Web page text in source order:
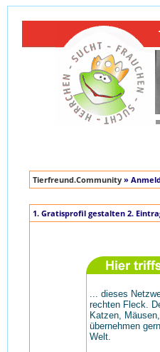
Tierfreund.Community »
1. Gratisprofil gestalten 2.
... dieses
rechten Fleck.
Katzen,
übernehmen
Welt.